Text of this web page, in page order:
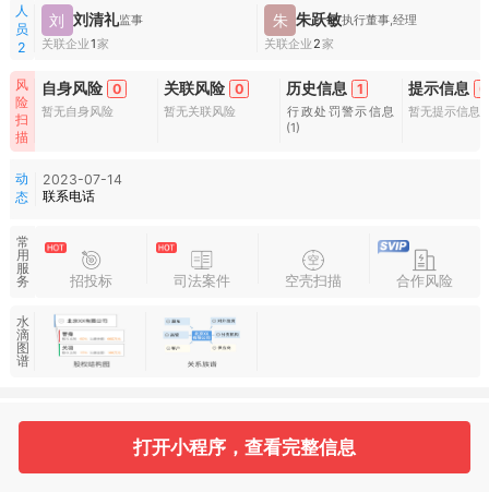
人
员
2
刘 刘清礼监事
关联企业1家
朱 朱跃敏执行董事,经理
关联企业2家
风
险
扫
描
自身风险 0
暂无自身风险
关联风险 0
暂无关联风险
历史信息 1
行政处罚警示信息
(1)
提示信息 0
暂无提示信息
动
态
2023-07-14
联系电话
常
用
服
务
招投标 司法案件 空壳扫描 合作风险
水
滴
图
谱
基本信息
打开小程序，查看完整信息